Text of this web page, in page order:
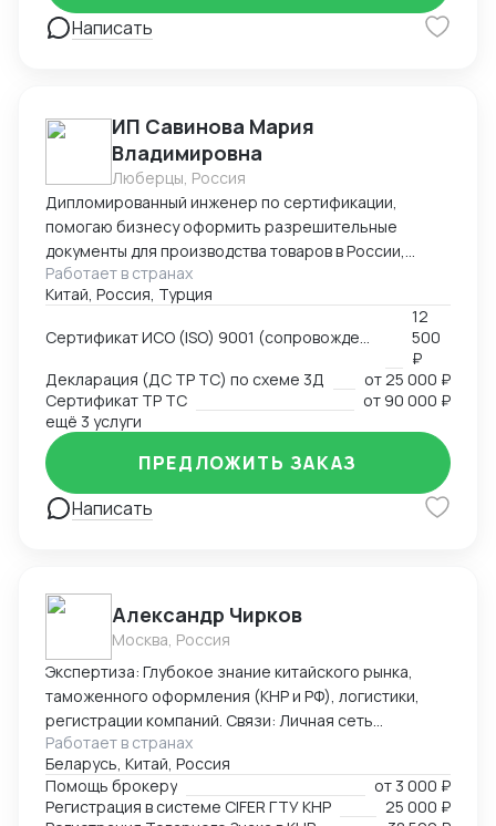
Написать
ИП Савинова Мария
Владимировна
Люберцы, Россия
Дипломированный инженер по сертификации,
помогаю бизнесу оформить разрешительные
документы для производства товаров в России,
импорта и реализации на территории РФ, через
магазины и маркетплейсы.
Работает в странах
Китай, Россия, Турция
Сертификат ИСО (ISO) 9001 (сопровождение, подготовка документов)
12
500
₽
Декларация (ДС ТР ТС) по схеме 3Д
от25 000 ₽
Сертификат ТР ТС
от 90 000 ₽
ещё 3 услуги
Написать
ПРЕДЛОЖИТЬ ЗАКАЗ
Александр Чирков
Москва, Россия
Экспертиза: Глубокое знание китайского рынка,
таможенного оформления (КНР и РФ), логистики,
регистрации компаний. Связи: Личная сеть
контактов в китайских таможенных органах, банках,
правительственных структурах (Харбин, Хэйхэ,
Хэйлунцзян, Ченду, Хайнань), среди крупных
корпораций (PetroChina, Sinopec, Haier и другие).
Работает в странах
Беларусь, Китай, Россия
Помощь брокеру
от 3 000 ₽
Регистрация в системе CIFER ГТУ КНР
25 000 ₽